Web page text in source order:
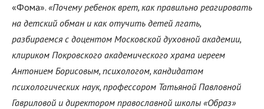
«Фома». «Почему ребенок врет, как правильно реагировать
на детский обман и как отучить детей лгать,
разбираемся с доцентом Московской духовной академии,
клириком Покровского академического храма иереем
Антонием Борисовым, психологом, кандидатом
психологических наук, профессором Татьяной Павловной
Гавриловой и директором православной школы «Образ»